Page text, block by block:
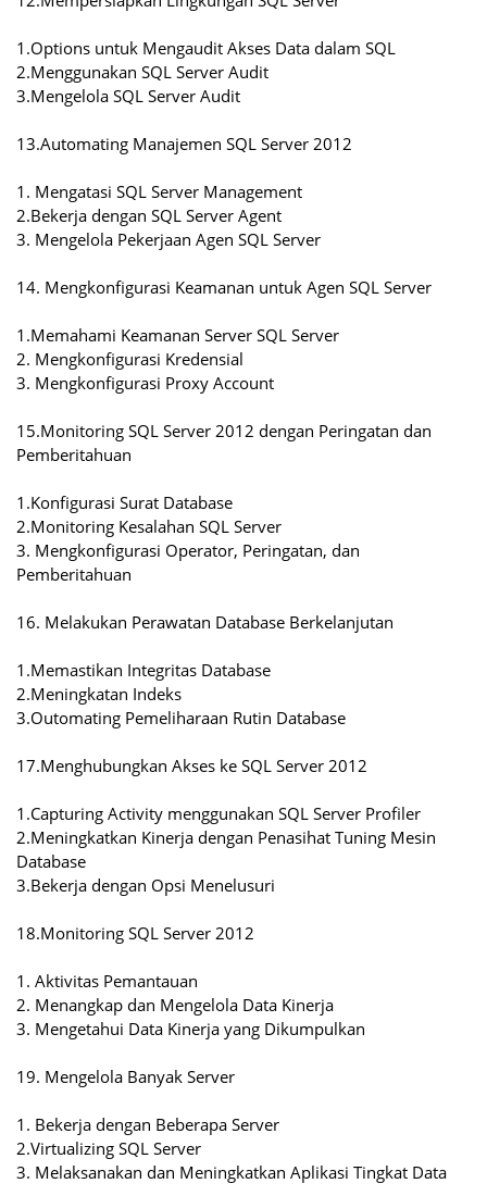
1.Options untuk Mengaudit Akses Data dalam SQL
2.Menggunakan SQL Server Audit
3.Mengelola SQL Server Audit
13.Automating Manajemen SQL Server 2012
1. Mengatasi SQL Server Management
2.Bekerja dengan SQL Server Agent
3. Mengelola Pekerjaan Agen SQL Server
14. Mengkonfigurasi Keamanan untuk Agen SQL Server
1.Memahami Keamanan Server SQL Server
2. Mengkonfigurasi Kredensial
3. Mengkonfigurasi Proxy Account
15.Monitoring SQL Server 2012 dengan Peringatan dan
Pemberitahuan
1.Konfigurasi Surat Database
2.Monitoring Kesalahan SQL Server
3. Mengkonfigurasi Operator, Peringatan, dan
Pemberitahuan
16. Melakukan Perawatan Database Berkelanjutan
1.Memastikan Integritas Database
2.Meningkatan Indeks
3.Outomating Pemeliharaan Rutin Database
17.Menghubungkan Akses ke SQL Server 2012
1.Capturing Activity menggunakan SQL Server Profiler
2.Meningkatkan Kinerja dengan Penasihat Tuning Mesin
Database
3.Bekerja dengan Opsi Menelusuri
18.Monitoring SQL Server 2012
1. Aktivitas Pemantauan
2. Menangkap dan Mengelola Data Kinerja
3. Mengetahui Data Kinerja yang Dikumpulkan
19. Mengelola Banyak Server
1. Bekerja dengan Beberapa Server
2.Virtualizing SQL Server
3. Melaksanakan dan Meningkatkan Aplikasi Tingkat Data